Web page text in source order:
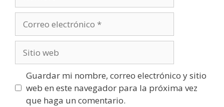
electrónico
web
Guardar mi nombre, correo electrónico y sitio
web en este navegador para la próxima vez
que haga un comentario.